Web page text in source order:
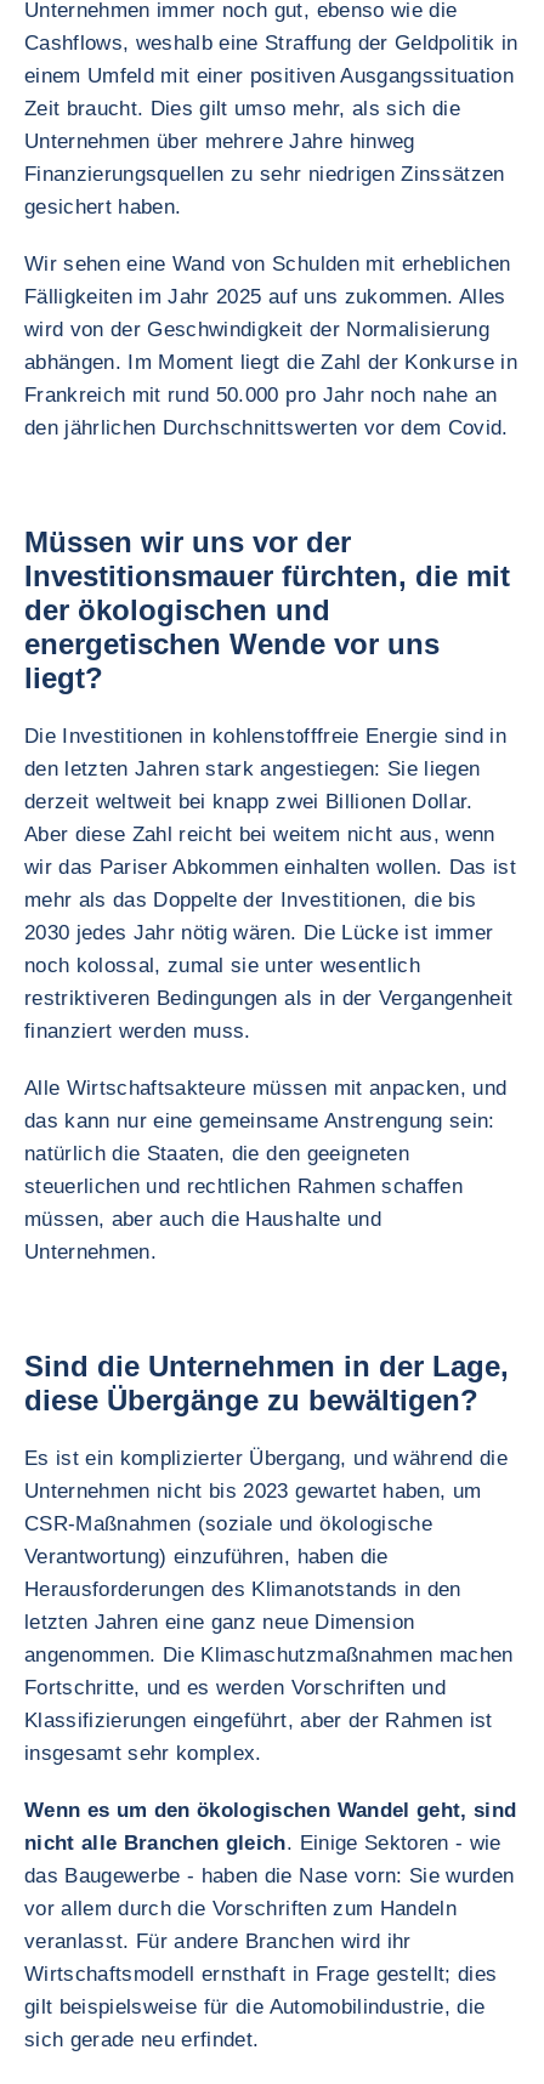
Unternehmen immer noch gut, ebenso wie die
Cashflows, weshalb eine Straffung der Geldpolitik in
einem Umfeld mit einer positiven Ausgangssituation
Zeit braucht. Dies gilt umso mehr, als sich die
Unternehmen über mehrere Jahre hinweg
Finanzierungsquellen zu sehr niedrigen Zinssätzen
gesichert haben.
Wir sehen eine Wand von Schulden mit erheblichen
Fälligkeiten im Jahr 2025 auf uns zukommen. Alles
wird von der Geschwindigkeit der Normalisierung
abhängen. Im Moment liegt die Zahl der Konkurse in
Frankreich mit rund 50.000 pro Jahr noch nahe an
den jährlichen Durchschnittswerten vor dem Covid.
Müssen wir uns vor der
Investitionsmauer fürchten, die mit
der ökologischen und
energetischen Wende vor uns
liegt?
Die Investitionen in kohlenstofffreie Energie sind in
den letzten Jahren stark angestiegen: Sie liegen
derzeit weltweit bei knapp zwei Billionen Dollar.
Aber diese Zahl reicht bei weitem nicht aus, wenn
wir das Pariser Abkommen einhalten wollen. Das ist
mehr als das Doppelte der Investitionen, die bis
2030 jedes Jahr nötig wären. Die Lücke ist immer
noch kolossal, zumal sie unter wesentlich
restriktiveren Bedingungen als in der Vergangenheit
finanziert werden muss.
Alle Wirtschaftsakteure müssen mit anpacken, und
das kann nur eine gemeinsame Anstrengung sein:
natürlich die Staaten, die den geeigneten
steuerlichen und rechtlichen Rahmen schaffen
müssen, aber auch die Haushalte und
Unternehmen.
Sind die Unternehmen in der Lage,
diese Übergänge zu bewältigen?
Es ist ein komplizierter Übergang, und während die
Unternehmen nicht bis 2023 gewartet haben, um
CSR-Maßnahmen (soziale und ökologische
Verantwortung) einzuführen, haben die
Herausforderungen des Klimanotstands in den
letzten Jahren eine ganz neue Dimension
angenommen. Die Klimaschutzmaßnahmen machen
Fortschritte, und es werden Vorschriften und
Klassifizierungen eingeführt, aber der Rahmen ist
insgesamt sehr komplex.
Wenn es um den ökologischen Wandel geht, sind
nicht alle Branchen gleich. Einige Sektoren - wie
das Baugewerbe - haben die Nase vorn: Sie wurden
vor allem durch die Vorschriften zum Handeln
veranlasst. Für andere Branchen wird ihr
Wirtschaftsmodell ernsthaft in Frage gestellt; dies
gilt beispielsweise für die Automobilindustrie, die
sich gerade neu erfindet.